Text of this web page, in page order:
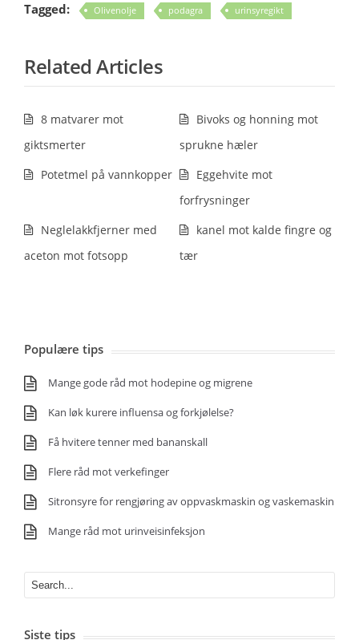
Tagged: Olivenolje podagra urinsyregikt
Related Articles
8 matvarer mot
giktsmerter
Bivoks og honning mot
sprukne hæler
Potetmel på vannkopper
Eggehvite mot
forfrysninger
Neglelakkfjerner med
aceton mot fotsopp
kanel mot kalde fingre og
tær
Populære tips
Mange gode råd mot hodepine og migrene
Kan løk kurere influensa og forkjølelse?
Få hvitere tenner med bananskall
Flere råd mot verkefinger
Sitronsyre for rengjøring av oppvaskmaskin og vaskemaskin
Mange råd mot urinveisinfeksjon
Siste tips